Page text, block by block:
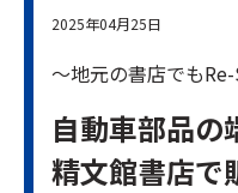
2025年04月25日
～地元の書店でも
自動車部品の
精文館書店で